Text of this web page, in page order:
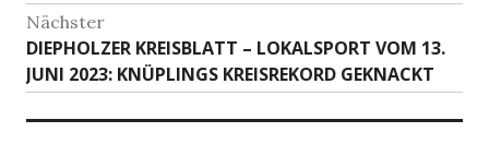
Nächster
Nächster
Beitrag:
DIEPHOLZER KREISBLATT – LOKALSPORT VOM 13.
JUNI 2023: KNÜPLINGS KREISREKORD GEKNACKT